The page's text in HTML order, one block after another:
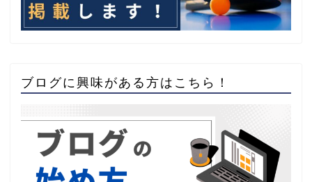
ブログに興味がある方はこちら！